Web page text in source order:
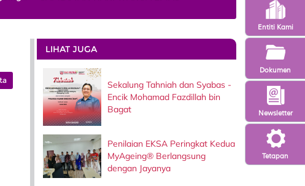
Tetapan
Newsletter
Entiti Kami
Dokumen
LIHAT JUGA
Sekalung Tahniah dan Syabas -
Encik Mohamad Fazdillah bin
Bagat
Penilaian EKSA Peringkat Kedua
MyAgeing® Berlangsung
dengan Jayanya